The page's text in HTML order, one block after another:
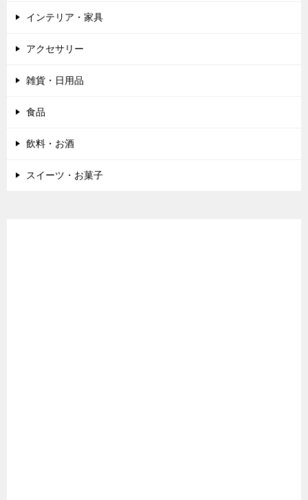
インテリア・家具
アクセサリー
雑貨・日用品
食品
飲料・お酒
スイーツ・お菓子